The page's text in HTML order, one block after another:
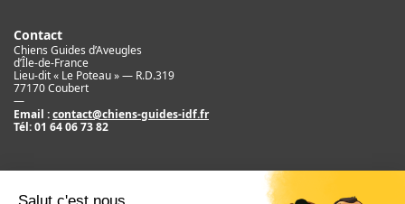
Contact
Chiens Guides d’Aveugles
d’Île-de-France
Lieu-dit « Le Poteau » — R.D.319
77170 Coubert
—
Email :contact@chiens-guides-idf.fr
Tél:01 64 06 73 82
Crédit